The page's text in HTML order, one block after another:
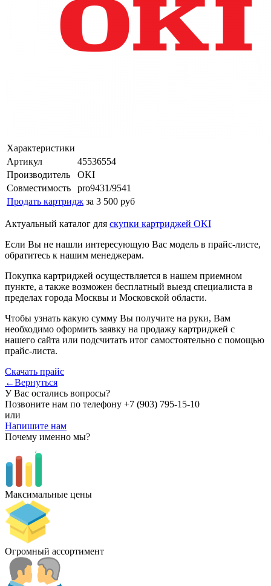
Характеристики
Артикул
45536554
Производитель
OKI
Совместимость
pro9431/9541
Продать картридж за 3 500 руб
Актуальный каталог для скупки картриджей OKI
Если Вы не нашли интересующую Вас модель в прайс-листе,
обратитесь к нашим менеджерам.
Покупка картриджей осуществляется в нашем приемном
пункте, а также возможен бесплатный выезд специалиста в
пределах города Москвы и Московской области.
Чтобы узнать какую сумму Вы получите на руки, Вам
необходимо оформить заявку на продажу картриджей с
нашего сайта или подсчитать итог самостоятельно с помощью
прайс-листа.
Скачать прайс
←Вернуться
У Вас остались вопросы?
Позвоните нам по телефону +7 (903) 795-15-10
или
Напишите нам
Почему именно мы?
Максимальные цены
Огромный ассортимент